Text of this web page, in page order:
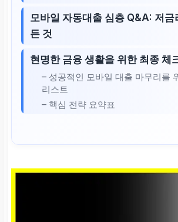
모바일 자동대출 심층 Q&A: 저금
든 것
현명한 금융 생활을 위한 최종 체
– 성공적인 모바일 대출 마무리를
리스트
– 핵심 전략 요약표